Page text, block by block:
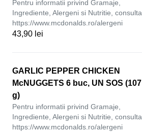
Pentru informatii privind Gramaje,
Ingrediente, Alergeni si Nutritie, consulta
https://www.mcdonalds.ro/alergeni
43,90 lei
GARLIC PEPPER CHICKEN
McNUGGETS 6 buc, UN SOS (107
g)
Pentru informatii privind Gramaje,
Ingrediente, Alergeni si Nutritie, consulta
https://www.mcdonalds.ro/alergeni